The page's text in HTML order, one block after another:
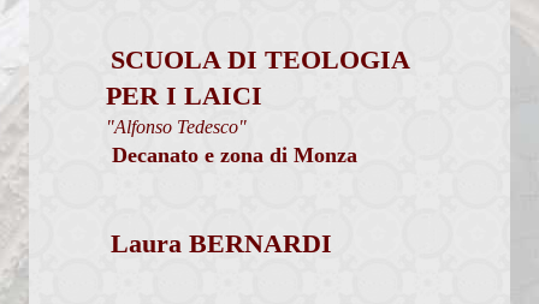
Comunità Pastorali
SCUOLA DI TEOLOGIA
PER I LAICI
"Alfonso Tedesco"
Decanato e zona di Monza
Laura BERNARDI